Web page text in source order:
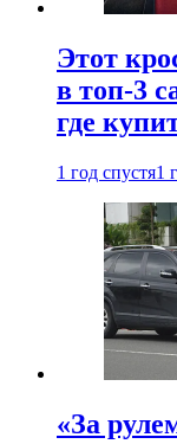
Этот
в топ-3
где
1 год спустя1
«За